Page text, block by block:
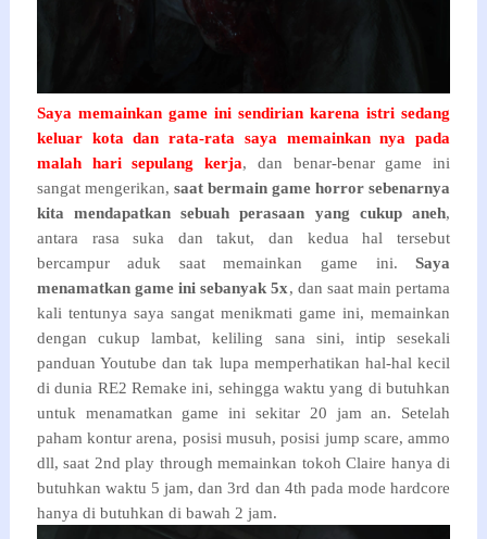
Saya memainkan game ini sendirian karena istri sedang
keluar kota dan rata-rata saya memainkan nya pada
malah hari sepulang kerja, dan benar-benar game ini
sangat mengerikan, saat bermain game horror sebenarnya
kita mendapatkan sebuah perasaan yang cukup aneh,
antara rasa suka dan takut, dan kedua hal tersebut
bercampur aduk saat memainkan game ini.Saya
menamatkan game ini sebanyak 5x, dan saat main pertama
kali tentunya saya sangat menikmati game ini, memainkan
dengan cukup lambat, keliling sana sini, intip sesekali
panduan Youtube dan tak lupa memperhatikan hal-hal kecil
di dunia RE2 Remake ini, sehingga waktu yang di butuhkan
untuk menamatkan game ini sekitar 20 jam an. Setelah
paham kontur arena, posisi musuh, posisi jump scare, ammo
dll, saat 2nd play through memainkan tokoh Claire hanya di
butuhkan waktu 5 jam, dan 3rd dan 4th pada mode hardcore
hanya di butuhkan di bawah 2 jam.